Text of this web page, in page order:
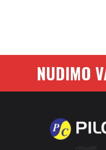
NUDIMO